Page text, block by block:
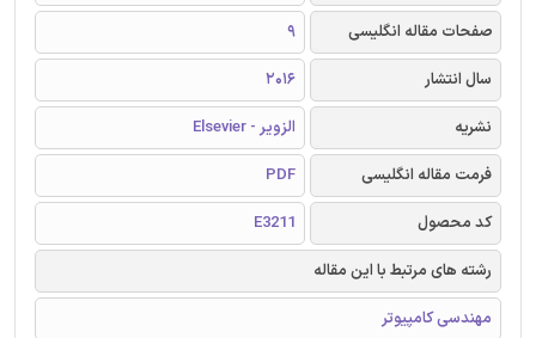
صفحات مقاله انگلیسی
9
سال انتشار
2016
نشریه
الزویر - Elsevier
فرمت مقاله انگلیسی
PDF
کد محصول
E3211
رشته های مرتبط با این مقاله
مهندسی کامپیوتر